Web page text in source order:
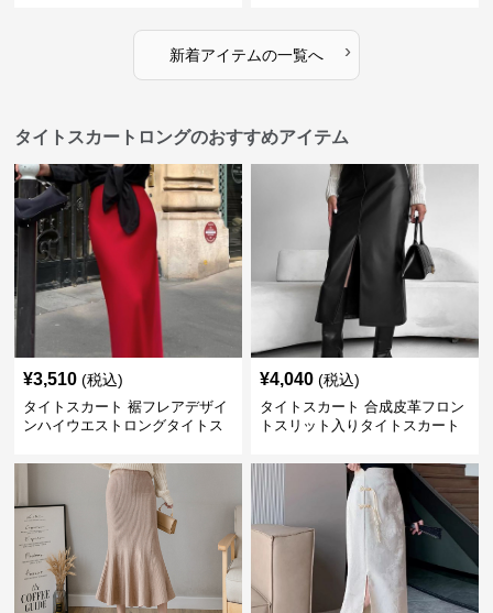
新着アイテムの一覧へ ›
タイトスカートロングのおすすめアイテム
¥3,510 (税込)
タイトスカート 裾フレアデザイ
ンハイウエストロングタイトス
¥4,040 (税込)
タイトスカート 合成皮革フロン
トスリット入りタイトスカート